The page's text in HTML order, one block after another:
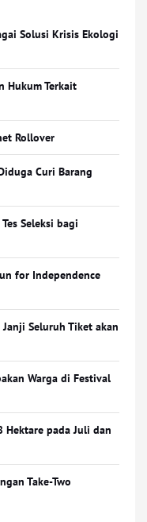
Solusi Krisis Ekologi
Hukum Terkait
Rollover
Curi Barang
Seleksi bagi
for Independence
Seluruh Tiket akan
Warga di Festival
Hektare pada Juli dan
Take-Two